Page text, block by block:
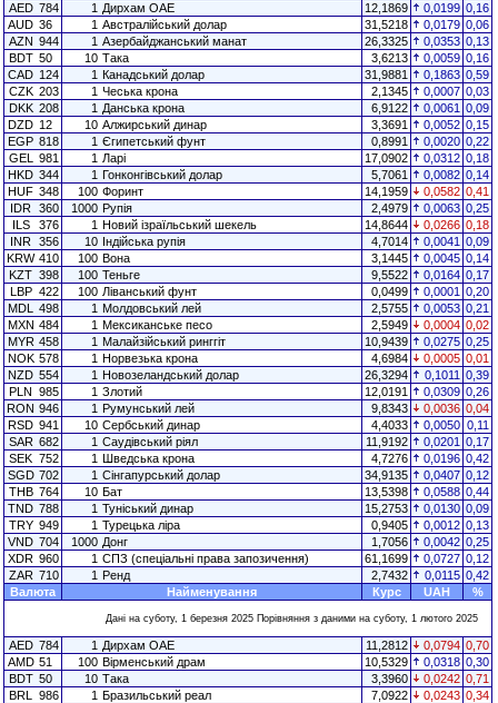
AED 784 1 Дирхам ОАЕ 12,1869 0,0199 0,16
AUD 36 1 Австралійський долар 31,5218 0,0179 0,06
AZN 944 1 Азербайджанський манат 26,3325 0,0353 0,13
BDT 50 10 Така 3,6213 0,0059 0,16
CAD 124 1 Канадський долар 31,9881 0,1863 0,59
CZK 203 1 Чеська крона 2,1345 0,0007 0,03
DKK 208 1 Данська крона 6,9122 0,0061 0,09
DZD 12 10 Алжирський динар 3,3691 0,0052 0,15
EGP 818 1 Єгипетський фунт 0,8991 0,0020 0,22
GEL
981 1 Ларі 17,0902 0,0312 0,18
HKD 344 1 Гонконгівський долар 5,7061 0,0082 0,14
HUF 348 100 Форинт 14,1959 0,0582 0,41
IDR 360 1000 Рупія 2,4979 0,0063 0,25
ILS
376 1 Новий ізраїльський шекель 14,8644 0,0266 0,18
INR 356 10 Індійська рупія 4,7014 0,0041 0,09
KRW 410 100 Вона 3,1445 0,0045 0,14
KZT 398 100 Теньге 9,5522 0,0164 0,17
LBP 422 100 Ліванський фунт 0,0499 0,0001 0,20
MDL
498 1 Молдовський лей 2,5755 0,0053 0,21
MXN 484 1 Мексиканське песо 2,5949 0,0004 0,02
MYR 458 1 Малайзійський ринггіт 10,9439 0,0275 0,25
NOK 578 1 Норвезька крона 4,6984 0,0005 0,01
NZD 554 1 Новозеландський долар 26,3294 0,1011 0,39
PLN 985 1 Злотий 12,0191 0,0309 0,26
RON 946 1 Румунський лей 9,8343 0,0036 0,04
RSD 941 10 Сербський динар 4,4033 0,0050 0,11
SAR 682 1 Саудівський ріял 11,9192 0,0201 0,17
SEK 752 1 Шведська крона 4,7276 0,0196 0,42
SGD 702 1 Сінгапурський долар 34,9135 0,0407 0,12
THB 764 10 Бат 13,5398 0,0588 0,44
TND 788 1 Туніський динар 15,2753 0,0130 0,09
TRY 949 1 Турецька ліра 0,9405 0,0012 0,13
VND 704 1000 Донг 1,7056 0,0042 0,25
XDR 960 1 СПЗ (спеціальні права запозичення) 61,1699 0,0727 0,12
ZAR 710 1 Ренд 2,7432 0,0115 0,42
Валюта
Найменування Курс UAH %
Дані на суботу, 1 березня 2025 Порівняння з даними на суботу, 1 лютого 2025
AED 784 1 Дирхам ОАЕ 11,2812 0,0794 0,70
AMD 51 100 Вірменський драм 10,5329 0,0318 0,30
BDT 50 10 Така 3,3960 0,0242 0,71
BRL
986 1 Бразильський реал 7,0922 0,0243 0,34